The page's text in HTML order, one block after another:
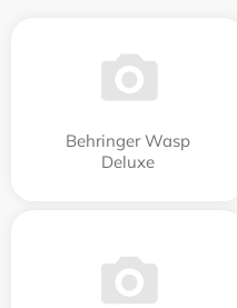
Behringer Wasp
Deluxe